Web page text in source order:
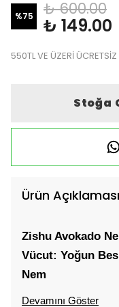
%75 ₺ 600.00
₺ 149.00
550TL VE ÜZERİ
Stoğa
Ürün Açıklaması
Zishu Avokado
Vücut: Yoğun
Nem
Devamını Göster